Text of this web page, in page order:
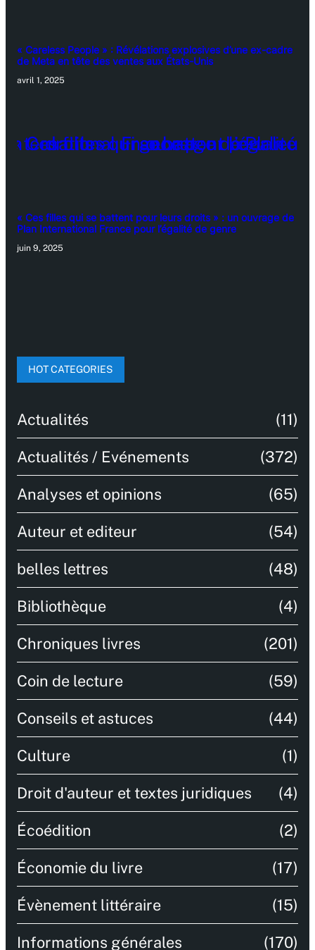
« Careless People » : Révélations explosives d’une ex-cadre
de Meta en tête des ventes aux États-Unis
avril 1, 2025
« Ces filles qui se battent pour leurs droits » : un ouvrage de
Plan International France pour l’égalité de genre
juin 9, 2025
HOT CATEGORIES
Actualités (11)
Actualités / Evénements (372)
Analyses et opinions (65)
Auteur et editeur (54)
belles lettres (48)
Bibliothèque (4)
Chroniques livres (201)
Coin de lecture (59)
Conseils et astuces (44)
Culture (1)
Droit d'auteur et textes juridiques (4)
Écoédition (2)
Économie du livre (17)
Évènement littéraire (15)
Informations générales (170)